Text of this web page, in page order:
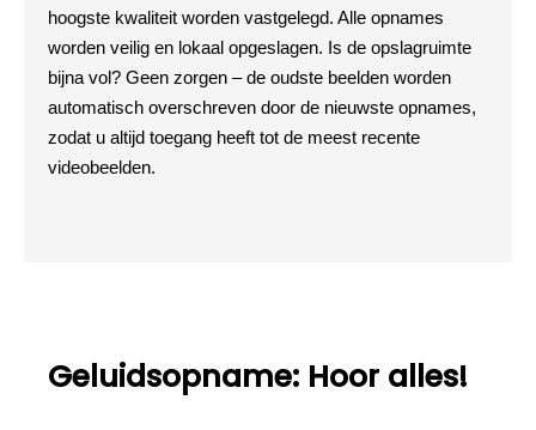
hoogste kwaliteit worden vastgelegd. Alle opnames
worden veilig en lokaal opgeslagen. Is de opslagruimte
bijna vol? Geen zorgen – de oudste beelden worden
automatisch overschreven door de nieuwste opnames,
zodat u altijd toegang heeft tot de meest recente
videobeelden.
Geluidsopname: Hoor alles!